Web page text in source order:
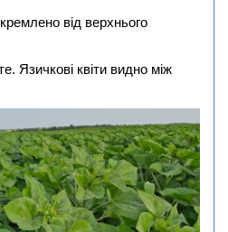
від верхнього
Язичкові квіти видно між